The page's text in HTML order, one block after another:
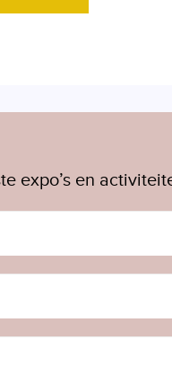
expo’s en